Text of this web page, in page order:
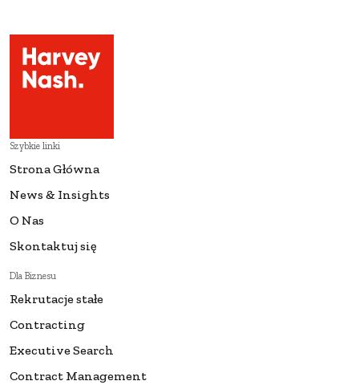
Szybkie linki
Strona Główna
News & Insights
O Nas
Skontaktuj się
Dla Biznesu
Rekrutacje stałe
Contracting
Executive Search
Contract Management